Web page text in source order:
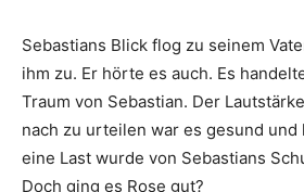
Sebastians Blick flog zu seinem
ihm zu. Er hörte es auch. Es
Traum von Sebastian. Der
nach zu urteilen war es gesund
eine Last wurde von Sebastians
Doch ging es Rose gut?